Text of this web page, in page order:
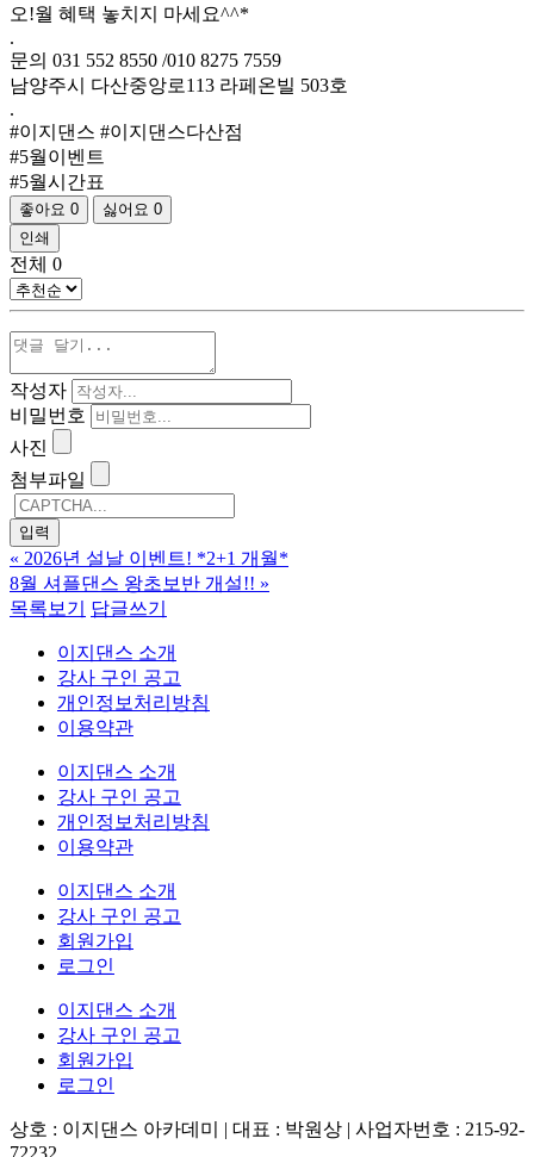
오!월 혜택 놓치지 마세요^^*
.
문의 031 552 8550 /010 8275 7559
남양주시 다산중앙로113 라페온빌 503호
.
#이지댄스 #이지댄스다산점
#5월이벤트
#5월시간표
좋아요 0 싫어요 0
인쇄
전체 0
작성자
비밀번호
사진
첨부파일
« 2026년 설날 이벤트! *2+1 개월*
8월 셔플댄스 왕초보반 개설!! »
목록보기
답글쓰기
이지댄스 소개
강사 구인 공고
개인정보처리방침
이용약관
이지댄스 소개
강사 구인 공고
개인정보처리방침
이용약관
이지댄스 소개
강사 구인 공고
회원가입
로그인
이지댄스 소개
강사 구인 공고
회원가입
로그인
상호 : 이지댄스 아카데미 | 대표 : 박원상 | 사업자번호 : 215-92-
72232